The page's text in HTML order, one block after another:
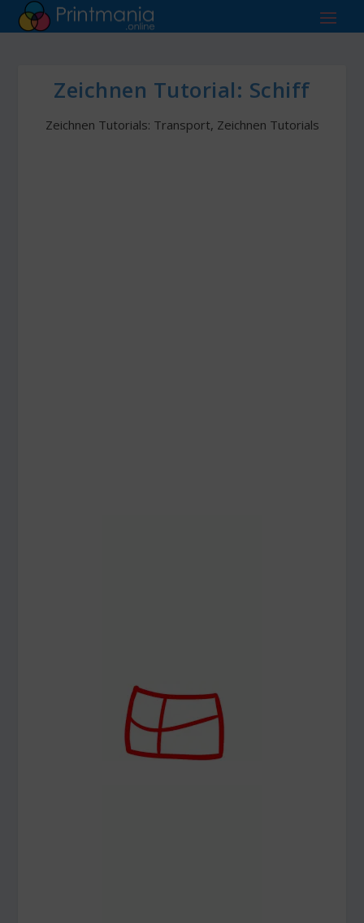
Zeichnen Tutorial: Schiff
Zeichnen Tutorials: Transport, Zeichnen Tutorials